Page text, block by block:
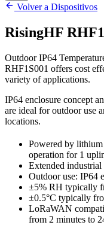
Volver a Dispositivos
RisingHF
Outdoor IP64
RHF1S001 offers cost
variety of applications.
IP64 enclosure concept
are ideal for outdoor use
locations.
Powered by
operation for 1
Extended industrial
Outdoor use: IP64
±5% RH typically
±0.5°C typically
LoRaWAN
from 2 minutes to